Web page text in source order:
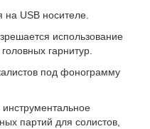
USB носителе.
использование
гарнитур.
под фонограмму
партий для солистов,